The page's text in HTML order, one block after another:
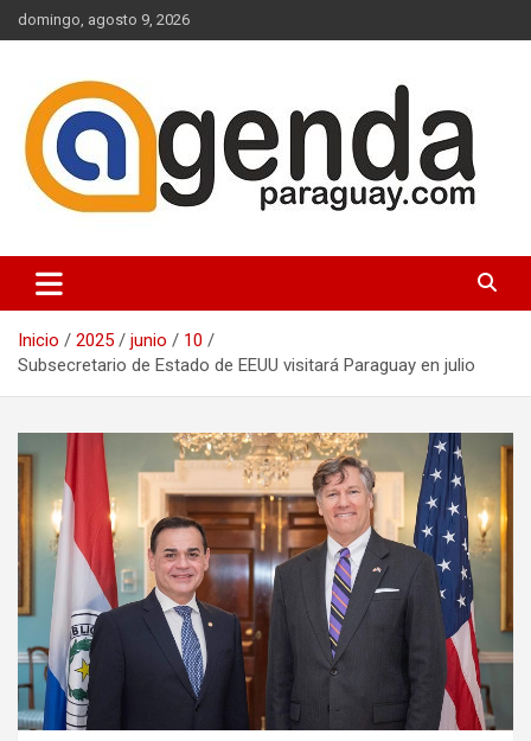
Saltar
al
domingo, agosto 9, 2026
Agenda Paraguay
Inicio 2025 junio
10
Subsecretario de Estado de EEUU visitará Paraguay en julio